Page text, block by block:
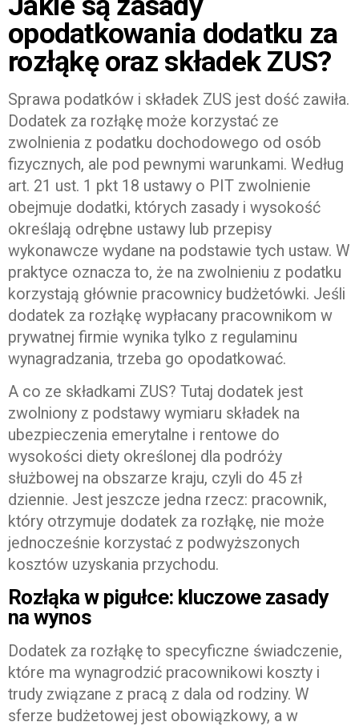
opodatkowania dodatku za
rozłąkę oraz składek ZUS?
Sprawa podatków i składek ZUS jest dość zawiła.
Dodatek za rozłąkę może korzystać ze
zwolnienia z podatku dochodowego od osób
fizycznych, ale pod pewnymi warunkami. Według
art. 21 ust. 1 pkt 18 ustawy o PIT zwolnienie
obejmuje dodatki, których zasady i wysokość
określają odrębne ustawy lub przepisy
wykonawcze wydane na podstawie tych ustaw. W
praktyce oznacza to, że na zwolnieniu z podatku
korzystają głównie pracownicy budżetówki. Jeśli
dodatek za rozłąkę wypłacany pracownikom w
prywatnej firmie wynika tylko z regulaminu
wynagradzania, trzeba go opodatkować.
A co ze składkami ZUS? Tutaj dodatek jest
zwolniony z podstawy wymiaru składek na
ubezpieczenia emerytalne i rentowe do
wysokości diety określonej dla podróży
służbowej na obszarze kraju, czyli do 45 zł
dziennie. Jest jeszcze jedna rzecz: pracownik,
który otrzymuje dodatek za rozłąkę, nie może
jednocześnie korzystać z podwyższonych
kosztów uzyskania przychodu.
Rozłąka w pigułce: kluczowe zasady
na wynos
Dodatek za rozłąkę to specyficzne świadczenie,
które ma wynagrodzić pracownikowi koszty i
trudy związane z pracą z dala od rodziny. W
sferze budżetowej jest obowiązkowy, a w